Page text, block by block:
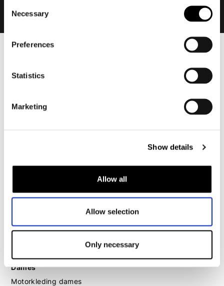
Selection
Necessary
Preferences
Statistics
Marketing
Show details
Allow all
Allow selection
Only necessary
Motorkleding heren
Motorpak heren
Motorhelm heren
Motorhandschoenen heren
Motorschoenen heren
Dames
Motorkleding dames